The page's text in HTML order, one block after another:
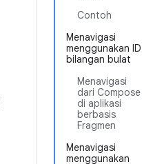
Contoh
Menavigasi
menggunakan ID
bilangan bulat
Menavigasi
dari Compose
di aplikasi
berbasis
Fragmen
Menavigasi
menggunakan